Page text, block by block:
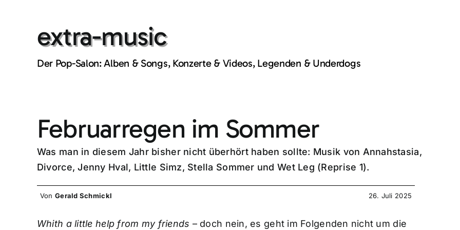
extra-music
Der Pop-Salon: Alben & Songs, Konzerte & Videos, Legenden & Underdogs
Februarregen im Sommer
Was man in diesem Jahr bisher nicht überhört haben sollte: Musik von Annahstasia,
Divorce, Jenny Hval, Little Simz, Stella Sommer und Wet Leg (Reprise 1).
VonGerald Schmickl 26. Juli 2025
Whith a little help from my friends – doch nein, es geht im Folgenden nicht um die